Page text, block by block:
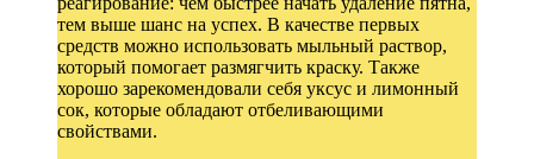
тем выше шанс на успех. В качестве первых
средств можно использовать мыльный раствор,
который помогает размягчить краску. Также
хорошо зарекомендовали себя уксус и лимонный
сок, которые обладают отбеливающими
свойствами.